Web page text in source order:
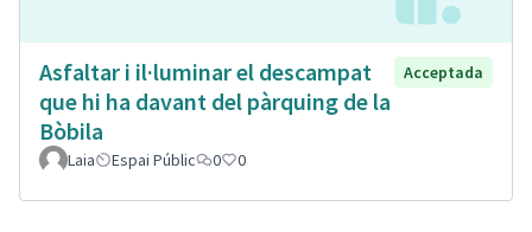
Asfaltar i il·luminar el descampat
que hi ha davant del pàrquing de la
Bòbila
Acceptada
Laia Espai Públic 0 0